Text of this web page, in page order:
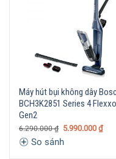
Máy hút bụi không dây
BCH3K2851 Series 4 Flexxo
Gen2
6.290.000₫ 5.990.000 ₫
So sánh